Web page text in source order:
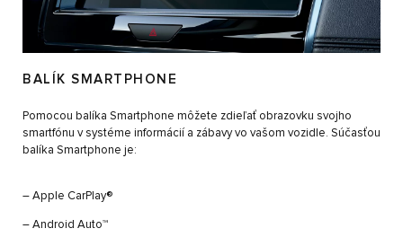
BALÍK SMARTPHONE
Pomocou balíka Smartphone môžete zdieľať obrazovku svojho
smartfónu v systéme informácií a zábavy vo vašom vozidle. Súčasťou
balíka Smartphone je:
– Apple CarPlay®
– Android Auto™